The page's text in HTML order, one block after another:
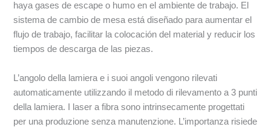
haya gases de escape o humo en el ambiente de trabajo. El
sistema de cambio de mesa está diseñado para aumentar el
flujo de trabajo, facilitar la colocación del material y reducir los
tiempos de descarga de las piezas.
L’angolo della lamiera e i suoi angoli vengono rilevati
automaticamente utilizzando il metodo di rilevamento a 3 punti
della lamiera. I laser a fibra sono intrinsecamente progettati
per una produzione senza manutenzione. L’importanza risiede